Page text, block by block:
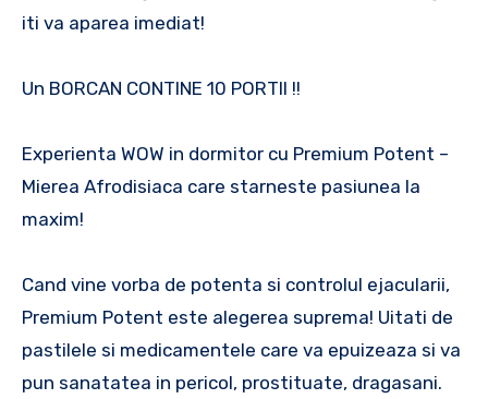
iti va aparea imediat!
Un BORCAN CONTINE 10 PORTII !!
Experienta WOW in dormitor cu Premium Potent –
Mierea Afrodisiaca care starneste pasiunea la
maxim!
Cand vine vorba de potenta si controlul ejacularii,
Premium Potent este alegerea suprema! Uitati de
pastilele si medicamentele care va epuizeaza si va
pun sanatatea in pericol, prostituate, dragasani.